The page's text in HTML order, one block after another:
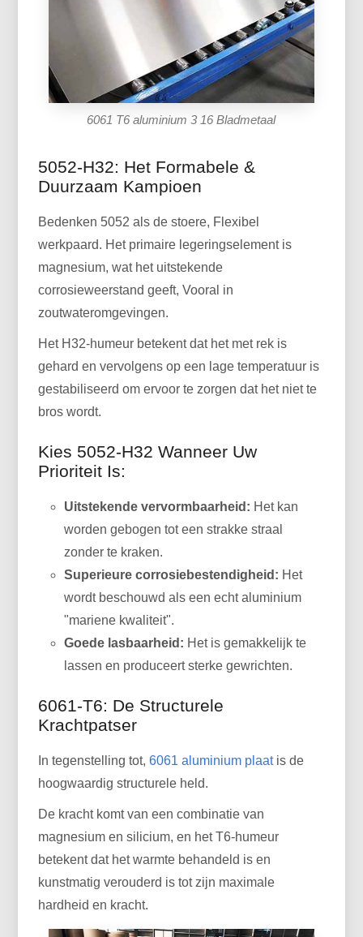
6061 T6 aluminium 3 16 Bladmetaal
5052-H32: Het Formabele &
Duurzaam Kampioen
Bedenken 5052 als de stoere, Flexibel
werkpaard. Het primaire legeringselement is
magnesium, wat het uitstekende
corrosieweerstand geeft, Vooral in
zoutwateromgevingen.
Het H32-humeur betekent dat het met rek is
gehard en vervolgens op een lage temperatuur is
gestabiliseerd om ervoor te zorgen dat het niet te
bros wordt.
Kies 5052-H32 Wanneer Uw
Prioriteit Is:
Uitstekende vervormbaarheid: Het kan
worden gebogen tot een strakke straal
zonder te kraken.
Superieure corrosiebestendigheid: Het
wordt beschouwd als een echt aluminium
"mariene kwaliteit".
Goede lasbaarheid: Het is gemakkelijk te
lassen en produceert sterke gewrichten.
6061-T6: De Structurele
Krachtpatser
In tegenstelling tot,6061 aluminium plaatis de
hoogwaardig structurele held.
De kracht komt van een combinatie van
magnesium en silicium, en het T6-humeur
betekent dat het warmte behandeld is en
kunstmatig verouderd is tot zijn maximale
hardheid en kracht.